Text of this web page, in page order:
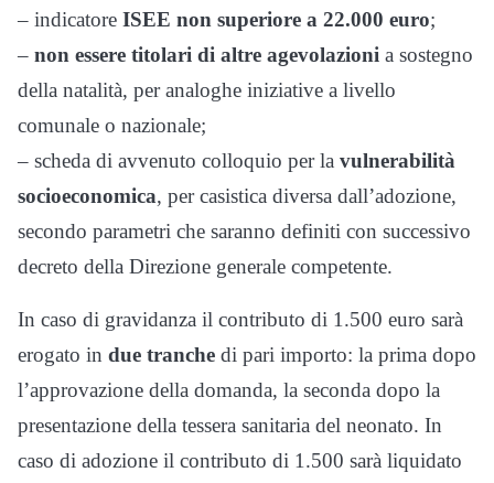
– indicatore ISEE non superiore a 22.000 euro;
– non essere titolari di altre agevolazioni a sostegno
della natalità, per analoghe iniziative a livello
comunale o nazionale;
– scheda di avvenuto colloquio per la vulnerabilità
socioeconomica, per casistica diversa dall’adozione,
secondo parametri che saranno definiti con successivo
decreto della Direzione generale competente.
In caso di gravidanza il contributo di 1.500 euro sarà
erogato in due tranche di pari importo: la prima dopo
l’approvazione della domanda, la seconda dopo la
presentazione della tessera sanitaria del neonato. In
caso di adozione il contributo di 1.500 sarà liquidato